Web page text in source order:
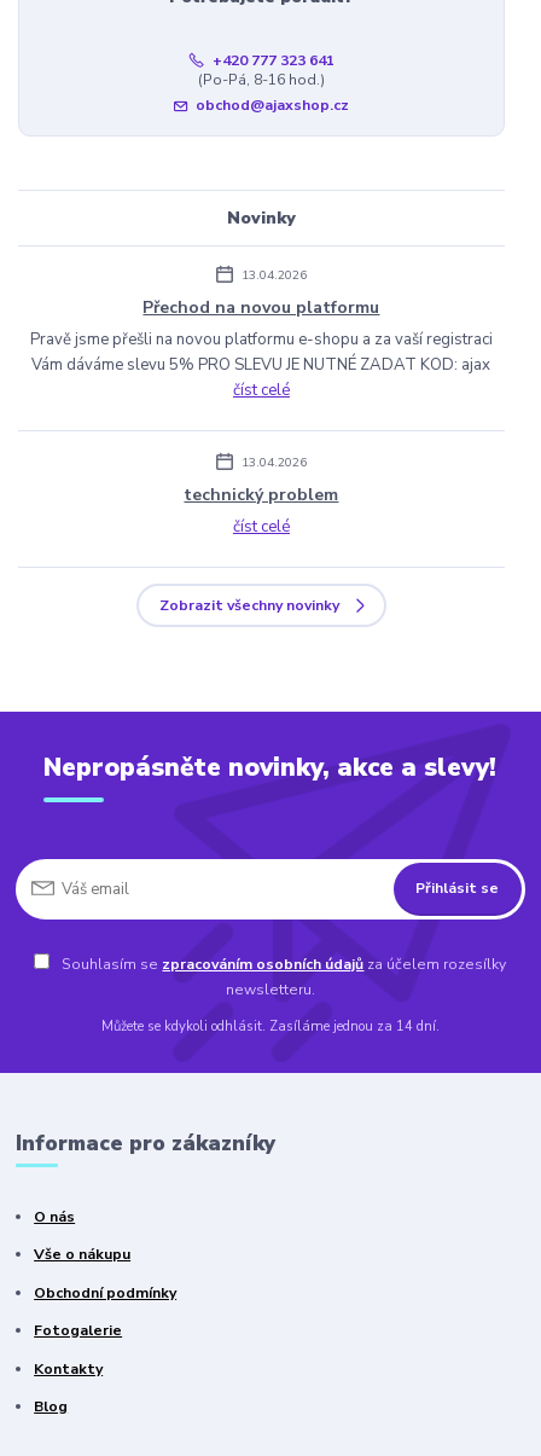
+420 777 323 641
(Po-Pá, 8-16 hod.)
obchod@ajaxshop.cz
Novinky
13.04.2026
Přechod na novou platformu
Pravě jsme přešli na novou platformu e-shopu a za vaší registraci
Vám dáváme slevu 5% PRO SLEVU JE NUTNÉ ZADAT KOD: ajax
číst celé
13.04.2026
technický problem
číst celé
Zobrazit všechny novinky
Nepropásněte novinky, akce a slevy!
Přihlásit se
Souhlasím se zpracováním osobních údajů za účelem rozesílky
newsletteru.
Můžete se kdykoli odhlásit. Zasíláme jednou za 14 dní.
Informace pro zákazníky
O nás
Vše o nákupu
Obchodní podmínky
Fotogalerie
Kontakty
Blog